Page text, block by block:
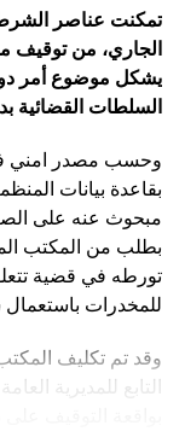
يشكل موضوع أمر
السلطات القضائية
وحسب مصدر امني
بقاعدة بيانات
مبحوث عنه على
بطلب من المكتب
تورطه في قضية
للمخدرات
وقد تم تكليف
التابع للمديرية